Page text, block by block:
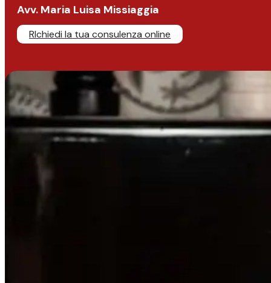
Avv. Maria Luisa Missiaggia
RIchiedi la tua consulenza online